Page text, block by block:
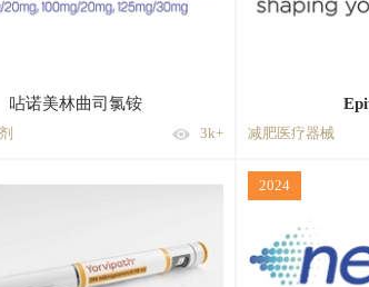
呫诺美林曲司氯铵
3k+ 减肥医疗器械
2024